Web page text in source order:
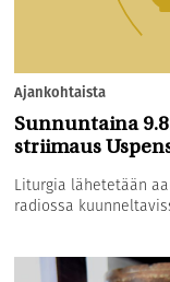
Ajankohtaista
Sunnuntaina
striimaus
Liturgia lähetetään
radiossa